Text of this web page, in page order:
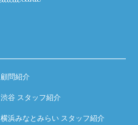
顧問紹介
渋谷 スタッフ紹介
横浜みなとみらい スタッフ紹介